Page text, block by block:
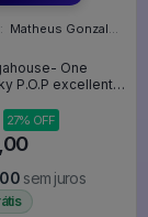
Matheus Gonzalez Tendulini - SP
One
P.O.P excellent
27% OFF
sem juros